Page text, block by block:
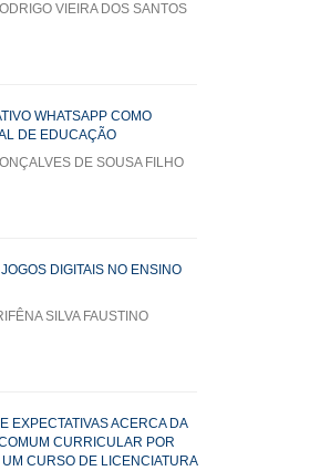
VIEIRA DOS SANTOS
WHATSAPP COMO
DE EDUCAÇÃO
DE SOUSA FILHO
DIGITAIS NO ENSINO
SILVA FAUSTINO
EXPECTATIVAS ACERCA DA
CURRICULAR POR
CURSO DE LICENCIATURA